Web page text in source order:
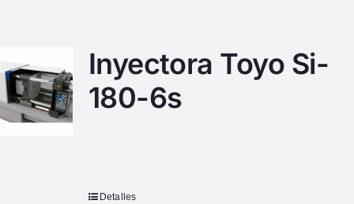
Inyectora Toyo Si-
180-6s
Detalles